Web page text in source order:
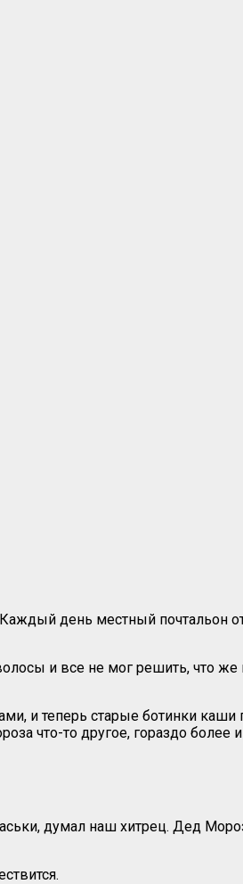
день местный почтальон
и все не мог решить, что
и теперь старые ботинки каши
что-то другое, гораздо более
думал наш хитрец. Дед